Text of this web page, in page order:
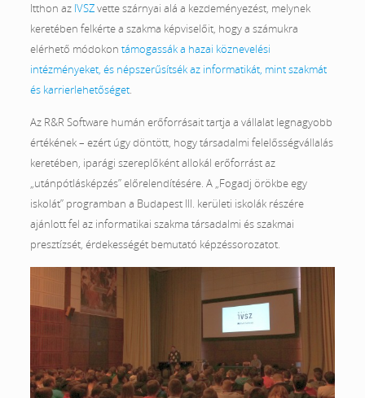
Itthon az IVSZvette szárnyai alá a kezdeményezést, melynek
keretében felkérte a szakma képviselőit, hogy a számukra
elérhető módokon támogassák a hazai köznevelési
intézményeket, és népszerűsítsék az informatikát, mint szakmát
és karrierlehetőséget.
Az R&R Software humán erőforrásait tartja a vállalat legnagyobb
értékének – ezért úgy döntött, hogy társadalmi felelősségvállalás
keretében, iparági szereplőként allokál erőforrást az
„utánpótlásképzés” előrelendítésére. A „Fogadj örökbe egy
iskolát” programban a Budapest III. kerületi iskolák részére
ajánlott fel az informatikai szakma társadalmi és szakmai
presztízsét, érdekességét bemutató képzéssorozatot.